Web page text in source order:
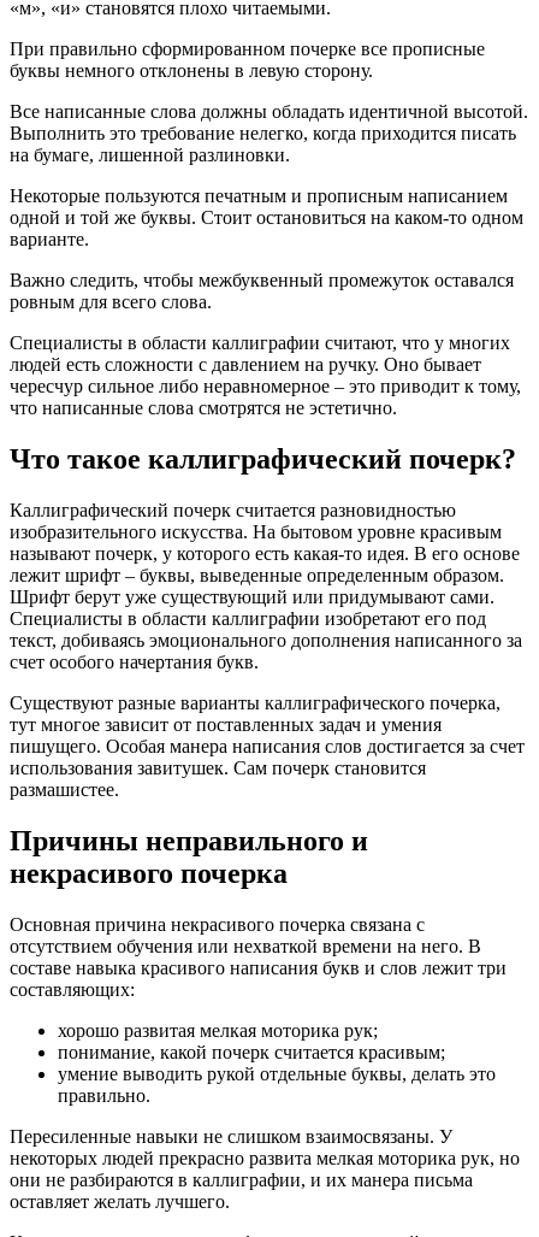
«м», «и» становятся плохо читаемыми.
При правильно сформированном почерке все прописные
буквы немного отклонены в левую сторону.
Все написанные слова должны обладать идентичной высотой.
Выполнить это требование нелегко, когда приходится писать
на бумаге, лишенной разлиновки.
Некоторые пользуются печатным и прописным написанием
одной и той же буквы. Стоит остановиться на каком-то одном
варианте.
Важно следить, чтобы межбуквенный промежуток оставался
ровным для всего слова.
Специалисты в области каллиграфии считают, что у многих
людей есть сложности с давлением на ручку. Оно бывает
чересчур сильное либо неравномерное – это приводит к тому,
что написанные слова смотрятся не эстетично.
Что такое каллиграфический почерк?
Каллиграфический почерк считается разновидностью
изобразительного искусства. На бытовом уровне красивым
называют почерк, у которого есть какая-то идея. В его основе
лежит шрифт – буквы, выведенные определенным образом.
Шрифт берут уже существующий или придумывают сами.
Специалисты в области каллиграфии изобретают его под
текст, добиваясь эмоционального дополнения написанного за
счет особого начертания букв.
Существуют разные варианты каллиграфического почерка,
тут многое зависит от поставленных задач и умения
пишущего. Особая манера написания слов достигается за счет
использования завитушек. Сам почерк становится
размашистее.
Причины неправильного и
некрасивого почерка
Основная причина некрасивого почерка связана с
отсутствием обучения или нехваткой времени на него. В
составе навыка красивого написания букв и слов лежит три
составляющих:
хорошо развитая мелкая моторика рук;
понимание, какой почерк считается красивым;
умение выводить рукой отдельные буквы, делать это
правильно.
Пересиленные навыки не слишком взаимосвязаны. У
некоторых людей прекрасно развита мелкая моторика рук, но
они не разбираются в каллиграфии, и их манера письма
оставляет желать лучшего.